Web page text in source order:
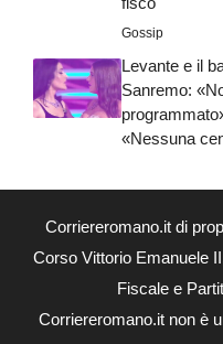
Gossip
Levante e il
Sanremo:
«Nessuna
Corriereromano.it di
Corso Vittorio Emanuele
Fiscale e
Corriereromano.it non è